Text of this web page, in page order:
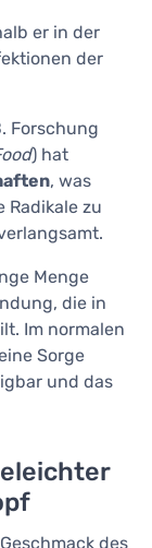
er in der
der
Forschung
) hat
, was
Radikale zu
Menge
die in
Im normalen
Sorge
und das
des